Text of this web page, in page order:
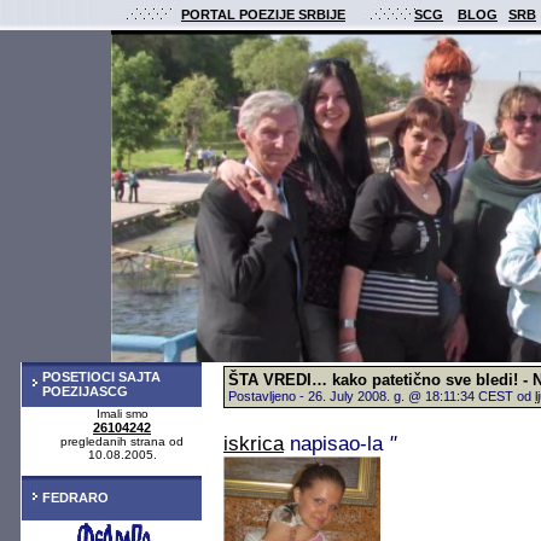
PORTAL POEZIJE SRBIJE SCG BLOG SRB
POSETIOCI SAJTA
POEZIJASCG
Imali smo
26104242
pregledanih strana od
10.08.2005.
FEDRARO
ŠTA VREDI… kako patetično sve bledi! -
Postavljeno - 26. July 2008. g. @ 18:11:34 CEST od
iskricanapisao-la "